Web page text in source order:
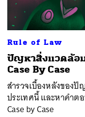
Rule of Law
ปัญหาสิ่งแวดล้อม
Case By Case
สำรวจเบื้องหลังของ
ประเทศนี้ และหาคำต
Case by Case